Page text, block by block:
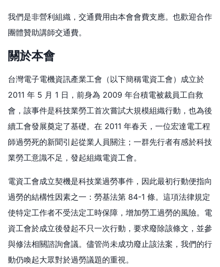
我們是非營利組織，交通費用由本會會費支應。也歡迎合作
團體贊助講師交通費。
關於本會
台灣電子電機資訊產業工會（以下簡稱電資工會）成立於
2011 年 5 月 1 日，前身為 2009 年台積電被裁員工自救
會，該事件是科技業勞工首次嘗試大規模組織行動，也為後
續工會發展奠定了基礎。在 2011 年春天，一位宏達電工程
師過勞死的新聞引起從業人員關注；一群先行者有感於科技
業勞工意識不足，發起組織電資工會。
電資工會成立契機是科技業過勞事件，因此最初行動便指向
過勞的結構性因素之一：勞基法第 84-1 條。這項法律規定
使特定工作者不受法定工時保障，增加勞工過勞的風險。電
資工會於成立後發起不只一次行動，要求廢除該條文，並參
與修法相關諮詢會議。儘管尚未成功廢止該法案，我們的行
動仍喚起大眾對於過勞議題的重視。